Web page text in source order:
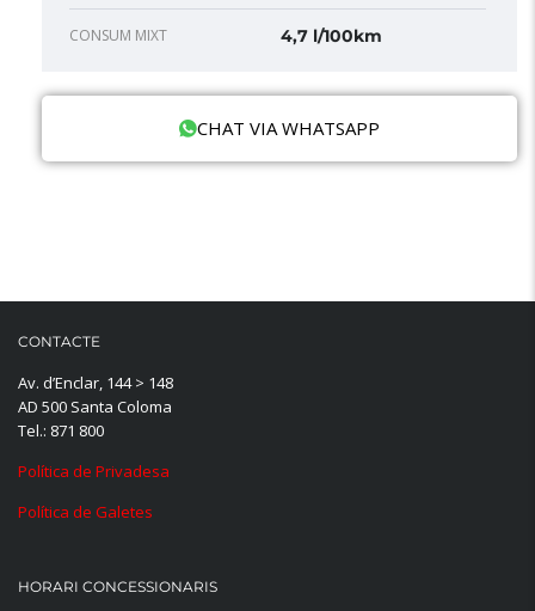
CONSUM MIXT 4,7 l/100km
CHAT VIA WHATSAPP
CONTACTE
Av. d’Enclar, 144 > 148
AD 500 Santa Coloma
Tel.: 871 800
Política de Privadesa
Política de Galetes
HORARI CONCESSIONARIS